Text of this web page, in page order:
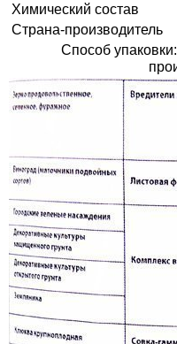
Химический состав
Страна-производитель
Способ
Семена шпината
Семена щавеля
Элитные семена в
Средства защиты
Лидеры продаж
Купить семена - хиты